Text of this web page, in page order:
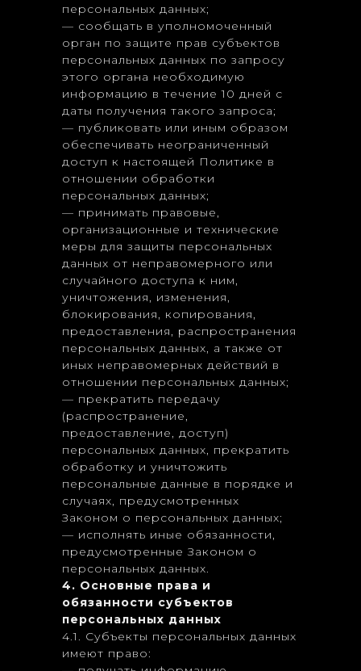
персональных данных;
— сообщать в уполномоченный
орган по защите прав субъектов
персональных данных по запросу
этого органа необходимую
информацию в течение 10 дней с
даты получения такого запроса;
— публиковать или иным образом
обеспечивать неограниченный
доступ к настоящей Политике в
отношении обработки
персональных данных;
— принимать правовые,
организационные и технические
меры для защиты персональных
данных от неправомерного или
случайного доступа к ним,
уничтожения, изменения,
блокирования, копирования,
предоставления, распространения
персональных данных, а также от
иных неправомерных действий в
отношении персональных данных;
— прекратить передачу
(распространение,
предоставление, доступ)
персональных данных, прекратить
обработку и уничтожить
персональные данные в порядке и
случаях, предусмотренных
Законом о персональных данных;
— исполнять иные обязанности,
предусмотренные Законом о
персональных данных.
4. Основные права и
обязанности субъектов
персональных данных
4.1. Субъекты персональных данных
имеют право: